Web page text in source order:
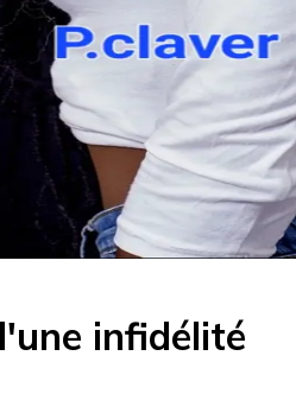
infidélité